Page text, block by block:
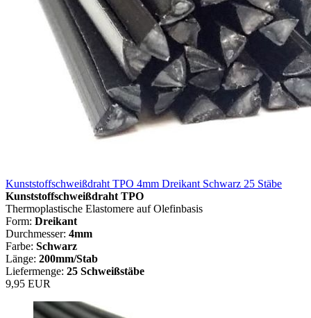
Kunststoffschweißdraht TPO 4mm Dreikant Schwarz 25 Stäbe
Kunststoffschweißdraht TPO
Thermoplastische Elastomere auf Olefinbasis
Form: Dreikant
Durchmesser: 4mm
Farbe: Schwarz
Länge: 200mm/Stab
Liefermenge: 25 Schweißstäbe
9,95 EUR